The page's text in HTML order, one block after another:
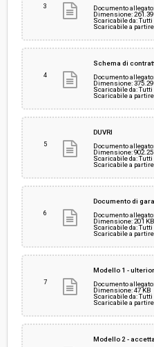
3
Documento allegato:
Dimensione: 261.39
Scaricabile da: Tutti
Scaricabile a
4
Schema di
Documento allegato:
Dimensione: 375.29
Scaricabile da: Tutti
Scaricabile a
5
DUVRI
Documento allegato:
Dimensione: 902.25
Scaricabile da: Tutti
Scaricabile a
6
Documento di
Documento allegato:
Dimensione: 201 KB
Scaricabile da: Tutti
Scaricabile a
7
Modello 1 -
Documento allegato:
Dimensione: 47 KB
Scaricabile da: Tutti
Scaricabile a
Modello 2 -